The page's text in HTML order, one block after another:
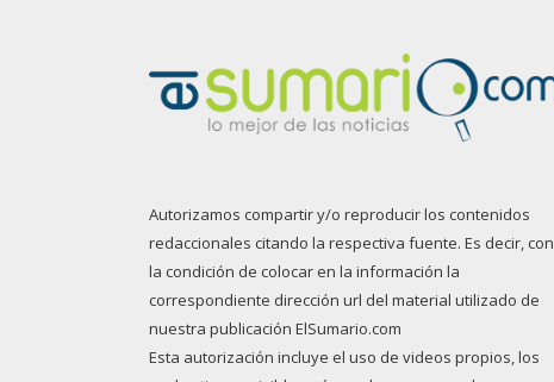
Autorizamos compartir y/o reproducir los contenidos
redaccionales citando la respectiva fuente. Es decir, con
la condición de colocar en la información la
correspondiente dirección url del material utilizado de
nuestra publicación ElSumario.com
Esta autorización incluye el uso de videos propios, los